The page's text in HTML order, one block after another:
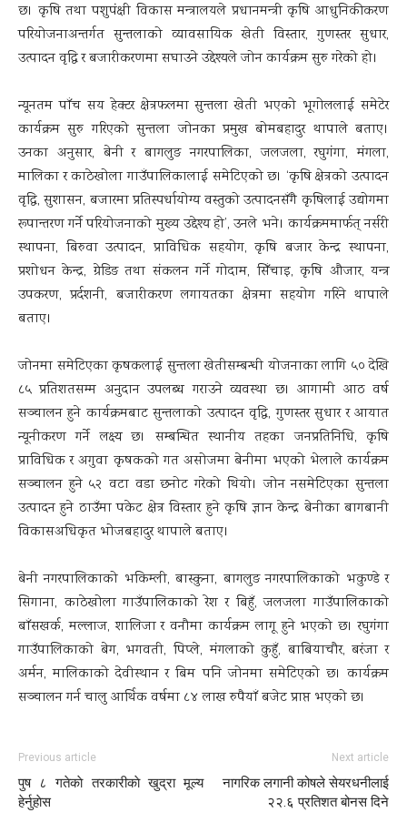
छ। कृषि तथा पशुपंक्षी विकास मन्त्रालयले प्रधानमन्त्री कृषि आधुनिकीकरण
परियोजनाअन्तर्गत सुन्तलाको व्यावसायिक खेती विस्तार, गुणस्तर सुधार,
उत्पादन वृद्धि र बजारीकरणमा सघाउने उद्देश्यले जोन कार्यक्रम सुरु गरेको हो।
न्यूनतम पाँच सय हेक्टर क्षेत्रफलमा सुन्तला खेती भएको भूगोललाई समेटेर
कार्यक्रम सुरु गरिएको सुन्तला जोनका प्रमुख बोमबहादुर थापाले बताए।
उनका अनुसार, बेनी र बागलुङ नगरपालिका, जलजला, रघुगंगा, मंगला,
मालिका र काठेखोला गाउँपालिकालाई समेटिएको छ। ‘कृषि क्षेत्रको उत्पादन
वृद्धि, सुशासन, बजारमा प्रतिस्पर्धायोग्य वस्तुको उत्पादनसँगै कृषिलाई उद्योगमा
रूपान्तरण गर्ने परियोजनाको मुख्य उद्देश्य हो’, उनले भने। कार्यक्रममार्फत् नर्सरी
स्थापना, बिरुवा उत्पादन, प्राविधिक सहयोग, कृषि बजार केन्द्र स्थापना,
प्रशोधन केन्द्र, ग्रेडिङ तथा संकलन गर्ने गोदाम, सिँचाइ, कृषि औजार, यन्त्र
उपकरण, प्रर्दशनी, बजारीकरण लगायतका क्षेत्रमा सहयोग गरिने थापाले
बताए।
जोनमा समेटिएका कृषकलाई सुन्तला खेतीसम्बन्धी योजनाका लागि ५० देखि
८५ प्रतिशतसम्म अनुदान उपलब्ध गराउने व्यवस्था छ। आगामी आठ वर्ष
सञ्चालन हुने कार्यक्रमबाट सुन्तलाको उत्पादन वृद्धि, गुणस्तर सुधार र आयात
न्यूनीकरण गर्ने लक्ष्य छ। सम्बन्धित स्थानीय तहका जनप्रतिनिधि, कृषि
प्राविधिक र अगुवा कृषकको गत असोजमा बेनीमा भएको भेलाले कार्यक्रम
सञ्चालन हुने ५२ वटा वडा छनोट गरेको थियो। जोन नसमेटिएका सुन्तला
उत्पादन हुने ठाउँमा पकेट क्षेत्र विस्तार हुने कृषि ज्ञान केन्द्र बेनीका बागबानी
विकासअधिकृत भोजबहादुर थापाले बताए।
बेनी नगरपालिकाको भकिम्ली, बास्कुना, बागलुङ नगरपालिकाको भकुण्डे र
सिगाना, काठेखोला गाउँपालिकाको रेश र बिहुँ, जलजला गाउँपालिकाको
बाँसखर्क, मल्लाज, शालिजा र वनौमा कार्यक्रम लागू हुने भएको छ। रघुगंगा
गाउँपालिकाको बेग, भगवती, पिप्ले, मंगलाको कुहुँ, बाबियाचौर, बरंजा र
अर्मन, मालिकाको देवीस्थान र बिम पनि जोनमा समेटिएको छ। कार्यक्रम
सञ्चालन गर्न चालु आर्थिक वर्षमा ८४ लाख रुपैयाँ बजेट प्राप्त भएको छ।
Previous article
पुष ८ गतेकाे तरकारीकाे खुद्रा मूल्य
हेर्नुहाेस
Next article
नागरिक लगानी कोषले सेयरधनीलाई
२२.६ प्रतिशत बोनस दिने